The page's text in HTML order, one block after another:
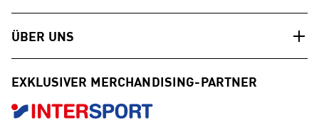
ÜBER UNS
EXKLUSIVER MERCHANDISING-PARTNER